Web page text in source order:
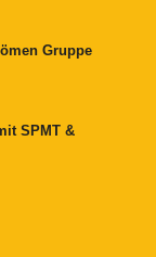
Gruppe
SPMT &